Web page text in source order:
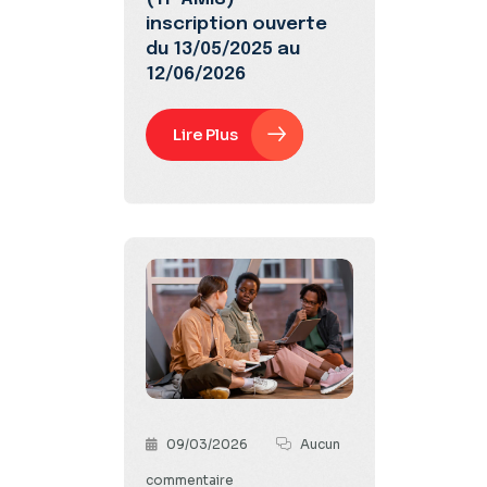
inscription ouverte
du 13/05/2025 au
12/06/2026
Lire Plus
09/03/2026 Aucun
commentaire